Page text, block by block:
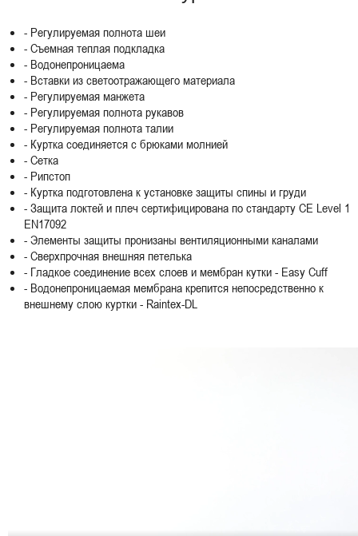
- Регулируемая полнота шеи
- Съемная теплая подкладка
- Водонепроницаема
- Вставки из светоотражающего материала
- Регулируемая манжета
- Регулируемая полнота рукавов
- Регулируемая полнота талии
- Куртка соединяется с брюками молнией
- Сетка
- Рипстоп
- Куртка подготовлена к установке защиты спины и груди
- Защита локтей и плеч сертифицирована по стандарту CE Level 1
EN17092
- Элементы защиты пронизаны вентиляционными каналами
- Сверхпрочная внешняя петелька
- Гладкое соединение всех слоев и мембран кутки - Easy Cuff
- Водонепроницаемая мембрана крепится непосредственно к
внешнему слою куртки - Raintex-DL